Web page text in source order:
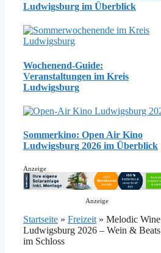
Ludwigsburg im Überblick
Wochenend-Guide:
Veranstaltungen im Kreis
Ludwigsburg
Sommerkino: Open Air Kino
Ludwigsburg 2026 im Überblick
Anzeige
Anzeige
Startseite » Freizeit» Melodic Wine
Ludwigsburg 2026 – Wein & Beats
im Schloss